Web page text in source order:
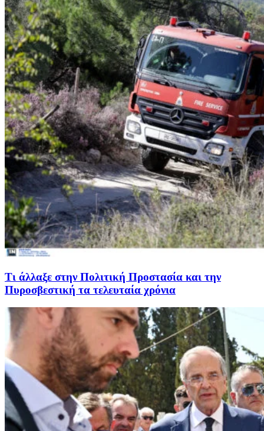
Τι άλλαξε στην Πολιτική Προστασία και την
Πυροσβεστική τα τελευταία χρόνια